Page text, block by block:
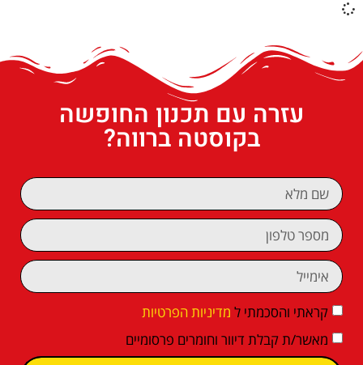
עזרה עם תכנון החופשה
בקוסטה ברווה?
קראתי והסכמתי ל מדיניות הפרטיות
מאשר/ת קבלת דיוור וחומרים פרסומיים